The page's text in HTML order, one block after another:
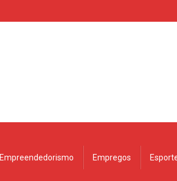
Empreendedorismo Empregos